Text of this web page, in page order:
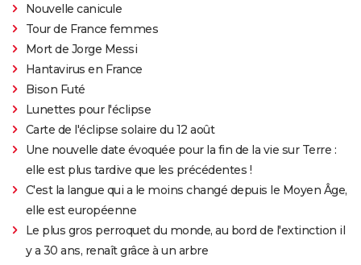
Nouvelle canicule
Tour de France femmes
Mort de Jorge Messi
Hantavirus en France
Bison Futé
Lunettes pour l'éclipse
Carte de l'éclipse solaire du 12 août
Une nouvelle date évoquée pour la fin de la vie sur Terre :
elle est plus tardive que les précédentes !
C'est la langue qui a le moins changé depuis le Moyen Âge,
elle est européenne
Le plus gros perroquet du monde, au bord de l'extinction il
y a 30 ans, renaît grâce à un arbre